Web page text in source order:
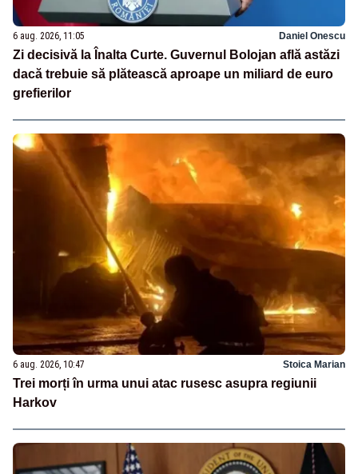
6 aug. 2026, 11:05 Daniel Onescu
Zi decisivă la Înalta Curte. Guvernul Bolojan află astăzi
dacă trebuie să plătească aproape un miliard de euro
grefierilor
6 aug. 2026, 10:47 Stoica Marian
Trei morți în urma unui atac rusesc asupra regiunii
Harkov